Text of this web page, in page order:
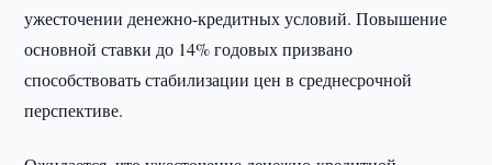
ужесточении денежно-кредитных условий. Повышение
основной ставки до 14% годовых призвано
способствовать стабилизации цен в среднесрочной
перспективе.